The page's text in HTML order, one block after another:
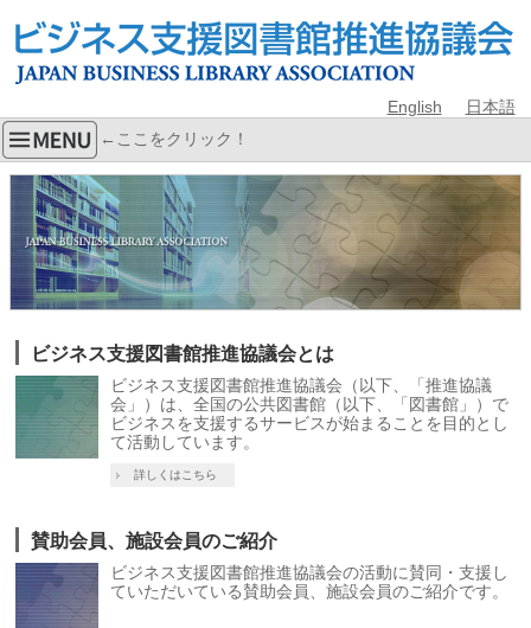
English 日本語
←ここをクリック！
ビジネス支援図書館推進協議会とは
ビジネス支援図書館推進協議会（以下、「推進協議
会」）は、全国の公共図書館（以下、「図書館」）で
ビジネスを支援するサービスが始まることを目的とし
て活動しています。
詳しくはこちら
賛助会員、施設会員のご紹介
ビジネス支援図書館推進協議会の活動に賛同・支援し
ていただいている賛助会員、施設会員のご紹介です。